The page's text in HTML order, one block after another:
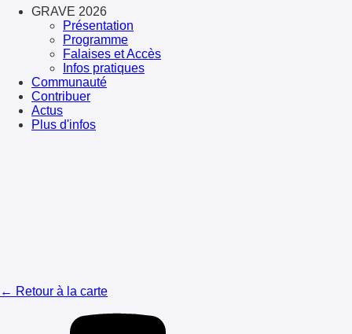
GRAVE 2026
Présentation
Programme
Falaises et Accès
Infos pratiques
Communauté
Contribuer
Actus
Plus d'infos
← Retour à la carte